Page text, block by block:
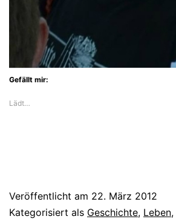
Gefällt mir:
Lädt…
Veröffentlicht am 22. März 2012
Kategorisiert als Geschichte, Leben,